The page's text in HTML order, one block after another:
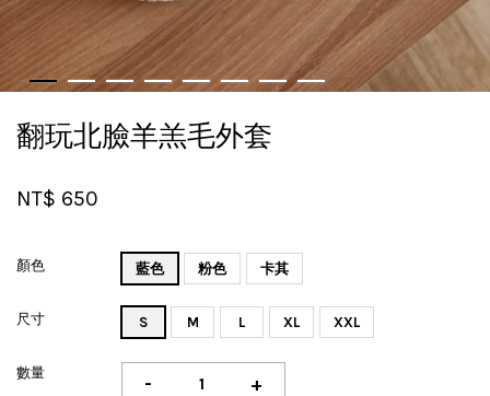
翻玩北臉羊羔毛外套
NT$ 650
顏色 藍色 粉色 卡其
尺寸 S M L XL XXL
數量 - +